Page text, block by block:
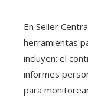
En Seller
herramientas
incluyen: el
informes
para